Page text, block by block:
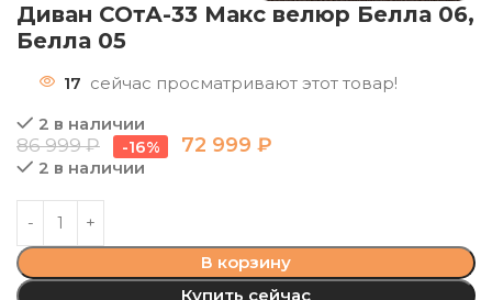
Диван СОтА-33 Макс велюр Белла 06,
Белла 05
17 сейчас просматривают этот товар!
2 в наличии
86 999₽ -16% 72 999₽
2 в наличии
В корзину
Купить сейчас